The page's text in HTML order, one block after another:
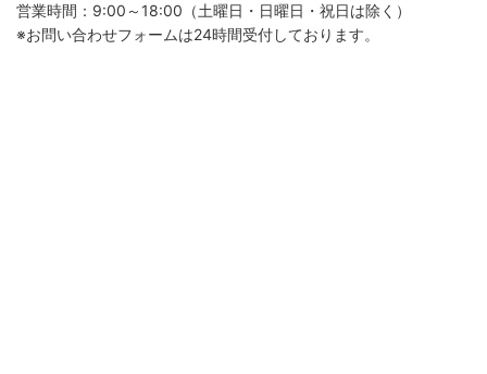
営業時間：9:00～18:00（土曜日・日曜日・祝日は除く）
※お問い合わせフォームは24時間受付しております。